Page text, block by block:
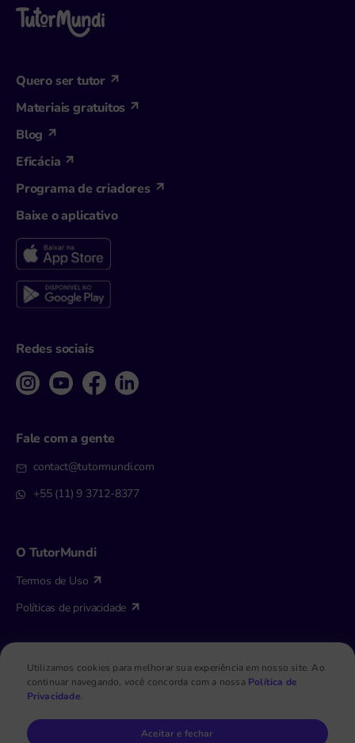
Quero ser tutor
Materiais gratuitos
Blog
Eficácia
Programa de criadores
Baixe o aplicativo
Redes sociais
Fale com a gente
contact@tutormundi.com
+55 (11) 9 3712-8377
O TutorMundi
Termos de Uso
Políticas de privacidade
Copyright © 2026 TutorMundi. Todos os direitos reservados.
Utilizamos cookies para melhorar sua experiência em nosso site. Ao
continuar navegando, você concorda com a nossa Política de
Privacidade.
Aceitar e fechar